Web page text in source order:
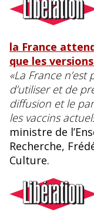
la France
que les
«La France
d’utiliser et de
diffusion et le
les vaccins
ministre de
Recherche,
Culture.